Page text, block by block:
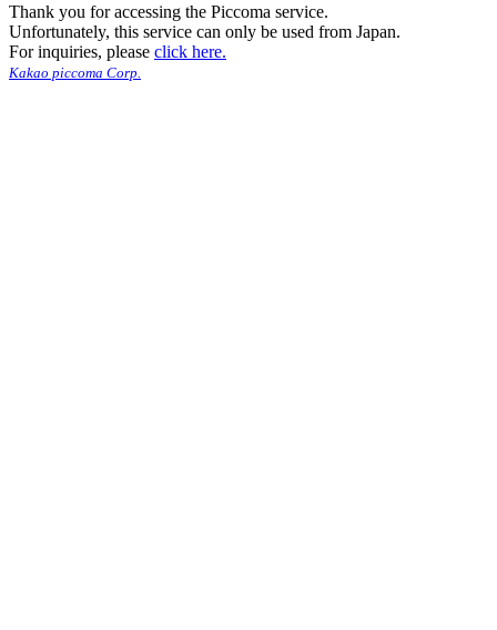
Thank you for accessing the Piccoma service.
Unfortunately, this service can only be used from Japan.
For inquiries, please click here.
Kakao piccoma Corp.